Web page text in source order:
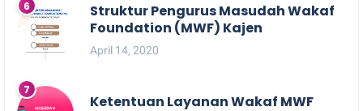
Struktur Pengurus Masudah Wakaf
Foundation (MWF) Kajen
April 14, 2020
Ketentuan Layanan Wakaf MWF